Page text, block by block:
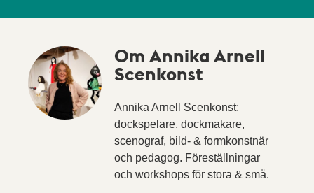
Om Annika Arnell
Scenkonst
Annika Arnell Scenkonst:
dockspelare, dockmakare,
scenograf, bild- & formkonstnär
och pedagog. Föreställningar
och workshops för stora & små.